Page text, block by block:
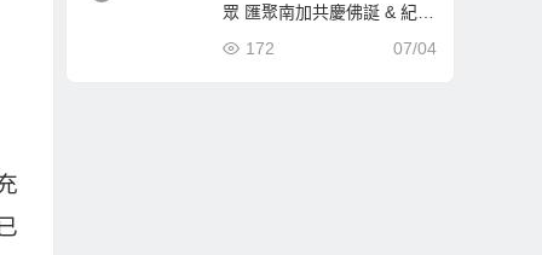
眾 匯聚南加共慶佛誕 & 紀念
南無第三世多杰羌佛佛誕07/04
172